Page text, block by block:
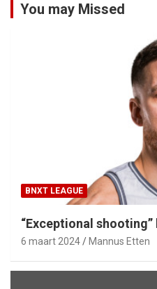
You may Missed
BNXT LEAGUE
“Exceptional
6 maart 2024 Mannus Etten